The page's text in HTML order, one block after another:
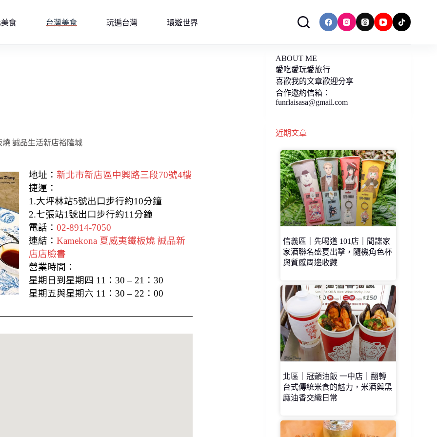
食 台灣美食 玩遍台灣 環遊世界
誠品生活新店裕隆城
地址： 新北市新店區中興路三段70號4樓
捷運：
1.大坪林站5號出口步行約10分鐘
2.七張站1號出口步行約11分鐘
電話： 02-8914-7050
連結： Kamekona 夏威夷鐵板燒 誠品新
店店臉書
營業時間：
星期日到星期四 11：30 – 21：30
星期五與星期六 11：30 – 22：00
ABOUT ME
愛吃愛玩愛旅行
喜歡我的文章歡迎分享
合作邀約信箱：
funrlaisasa@gmail.com
近期文章
信義區｜先喝道 101店｜間諜家
家酒聯名盛夏出擊，隨機角色杯
與質感周邊收藏
北區｜冠顗油飯 一中店｜翻轉
台式傳統米食的魅力，米酒與黑
麻油香交織日常